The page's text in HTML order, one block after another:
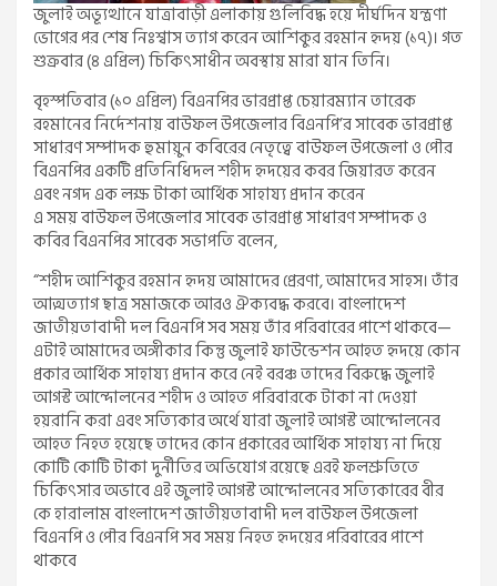
জুলাই অভ্যূত্থানে যাত্রাবাড়ী এলাকায় গুলিবিদ্ধ হয়ে দীর্ঘদিন যন্ত্রণা
ভোগের পর শেষ নিঃশ্বাস ত্যাগ করেন আশিকুর রহমান হৃদয় (১৭)। গত
শুক্রবার (৪ এপ্রিল) চিকিৎসাধীন অবস্থায় মারা যান তিনি।
বৃহস্পতিবার (১০ এপ্রিল) বিএনপির ভারপ্রাপ্ত চেয়ারম্যান তারেক
রহমানের নির্দেশনায় বাউফল উপজেলার বিএনপি’র সাবেক ভারপ্রাপ্ত
সাধারণ সম্পাদক হুমায়ুন কবিরের নেতৃত্বে বাউফল উপজেলা ও পৌর
বিএনপির একটি প্রতিনিধিদল শহীদ হৃদয়ের কবর জিয়ারত করেন
এবং নগদ এক লক্ষ টাকা আর্থিক সাহায্য প্রদান করেন
এ সময় বাউফল উপজেলার সাবেক ভারপ্রাপ্ত সাধারণ সম্পাদক ও
কবির বিএনপির সাবেক সভাপতি বলেন,
“শহীদ আশিকুর রহমান হৃদয় আমাদের প্রেরণা, আমাদের সাহস। তাঁর
আত্মত্যাগ ছাত্র সমাজকে আরও ঐক্যবদ্ধ করবে। বাংলাদেশ
জাতীয়তাবাদী দল বিএনপি সব সময় তাঁর পরিবারের পাশে থাকবে—
এটাই আমাদের অঙ্গীকার কিন্তু জুলাই ফাউন্ডেশন আহত হৃদয়ে কোন
প্রকার আর্থিক সাহায্য প্রদান করে নেই বরঞ্চ তাদের বিরুদ্ধে জুলাই
আগস্ট আন্দোলনের শহীদ ও আহত পরিবারকে টাকা না দেওয়া
হয়রানি করা এবং সত্যিকার অর্থে যারা জুলাই আগস্ট আন্দোলনের
আহত নিহত হয়েছে তাদের কোন প্রকারের আর্থিক সাহায্য না দিয়ে
কোটি কোটি টাকা দুর্নীতির অভিযোগ রয়েছে এরই ফলশ্রুতিতে
চিকিৎসার অভাবে এই জুলাই আগস্ট আন্দোলনের সত্যিকারের বীর
কে হারালাম বাংলাদেশ জাতীয়তাবাদী দল বাউফল উপজেলা
বিএনপি ও পৌর বিএনপি সব সময় নিহত হৃদয়ের পরিবারের পাশে
থাকবে